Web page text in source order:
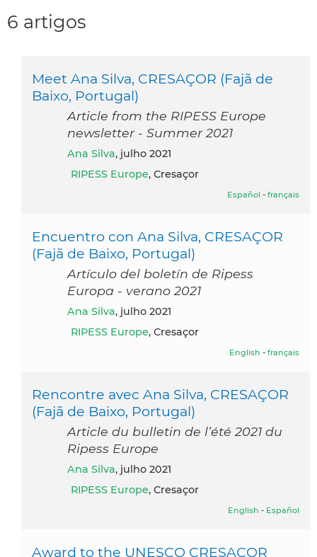
6 artigos
Meet Ana Silva, CRESAÇOR (Fajã de
Baixo, Portugal)
Article from the RIPESS Europe
newsletter - Summer 2021
Ana Silva, julho 2021
RIPESS Europe, Cresaçor
Español - français
Encuentro con Ana Silva, CRESAÇOR
(Fajã de Baixo, Portugal)
Artículo del boletín de Ripess
Europa - verano 2021
Ana Silva, julho 2021
RIPESS Europe, Cresaçor
English - français
Rencontre avec Ana Silva, CRESAÇOR
(Fajã de Baixo, Portugal)
Article du bulletin de l’été 2021 du
Ripess Europe
Ana Silva, julho 2021
RIPESS Europe, Cresaçor
English - Español
Award to the UNESCO CRESAÇOR